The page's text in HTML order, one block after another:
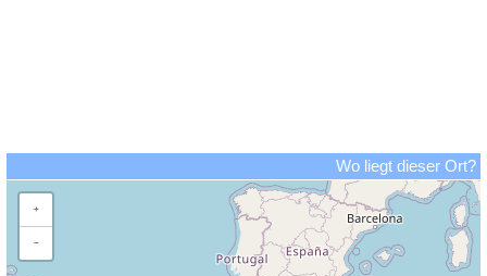
Wo liegt dieser Ort?
+
−